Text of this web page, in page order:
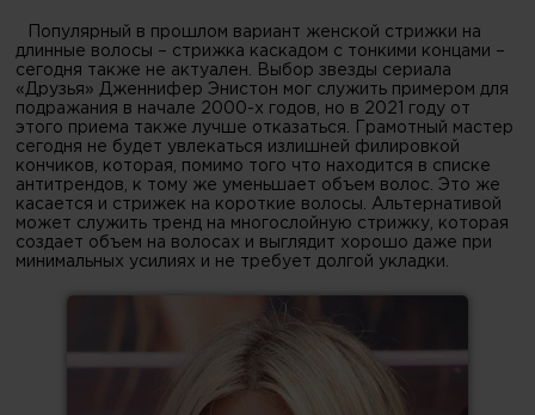
Популярный в прошлом вариант женской стрижки на
длинные волосы – стрижка каскадом с тонкими концами –
сегодня также не актуален. Выбор звезды сериала
«Друзья» Дженнифер Энистон мог служить примером для
подражания в начале 2000-х годов, но в 2021 году от
этого приема также лучше отказаться. Грамотный мастер
сегодня не будет увлекаться излишней филировкой
кончиков, которая, помимо того что находится в списке
антитрендов, к тому же уменьшает объем волос. Это же
касается и стрижек на короткие волосы. Альтернативой
может служить тренд на многослойную стрижку, которая
создает объем на волосах и выглядит хорошо даже при
минимальных усилиях и не требует долгой укладки.